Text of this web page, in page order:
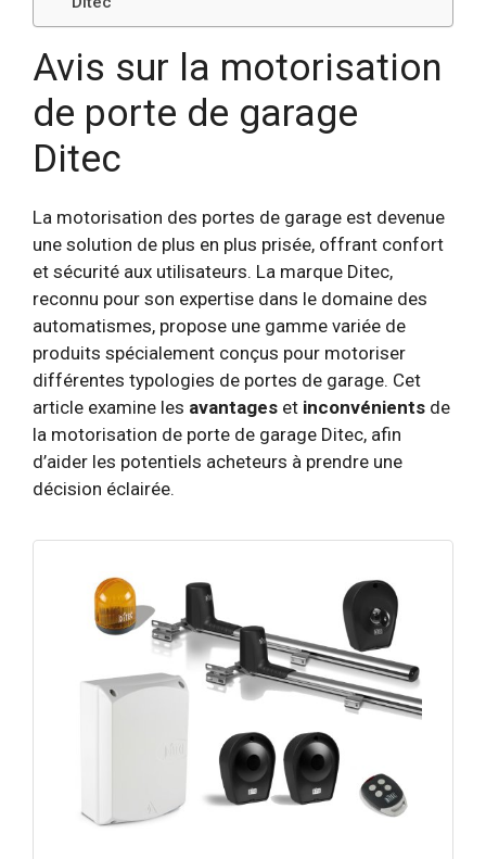
Avis sur la motorisation
de porte de garage
Ditec
La motorisation des portes de garage est devenue
une solution de plus en plus prisée, offrant confort
et sécurité aux utilisateurs. La marque Ditec,
reconnu pour son expertise dans le domaine des
automatismes, propose une gamme variée de
produits spécialement conçus pour motoriser
différentes typologies de portes de garage. Cet
article examine les avantages et inconvénients de
la motorisation de porte de garage Ditec, afin
d’aider les potentiels acheteurs à prendre une
décision éclairée.